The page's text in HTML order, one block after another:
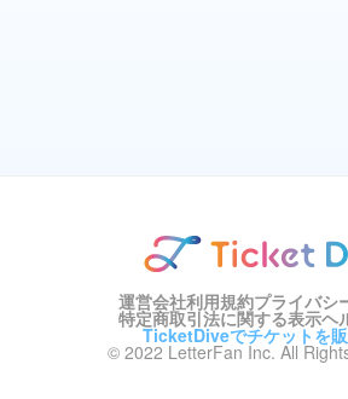
運営会社利用規約プライバシ
特定商取引法に関する表示ヘ
TicketDiveでチケットを
© 2022 LetterFan Inc. All